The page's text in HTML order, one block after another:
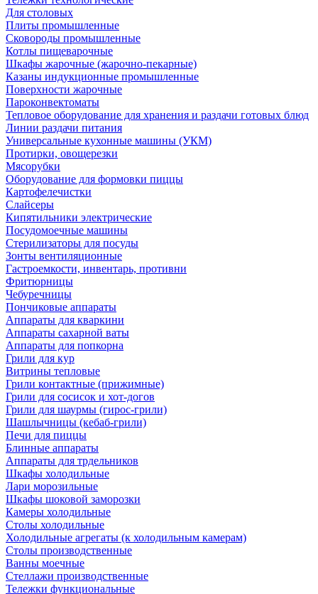
Для столовых
Плиты промышленные
Сковороды промышленные
Котлы пищеварочные
Шкафы жарочные (жарочно-пекарные)
Казаны индукционные промышленные
Поверхности жарочные
Пароконвектоматы
Тепловое оборудование для хранения и раздачи готовых блюд
Линии раздачи питания
Универсальные кухонные машины (УКМ)
Протирки, овощерезки
Мясорубки
Оборудование для формовки пиццы
Картофелечистки
Слайсеры
Кипятильники электрические
Посудомоечные машины
Стерилизаторы для посуды
Зонты вентиляционные
Гастроемкости, инвентарь, противни
Фритюрницы
Чебуречницы
Пончиковые аппараты
Аппараты для кваркини
Аппараты сахарной ваты
Аппараты для попкорна
Грили для кур
Витрины тепловые
Грили контактные (прижимные)
Грили для сосисок и хот-догов
Грили для шаурмы (гирос-грили)
Шашлычницы (кебаб-грили)
Печи для пиццы
Блинные аппараты
Аппараты для трдельников
Шкафы холодильные
Лари морозильные
Шкафы шоковой заморозки
Камеры холодильные
Столы холодильные
Холодильные агрегаты (к холодильным камерам)
Столы производственные
Ванны моечные
Стеллажи производственные
Тележки функциональные